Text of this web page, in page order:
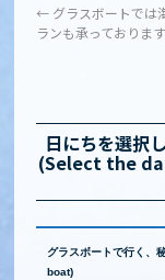
← グラスボートでは
ランも承っておりま
日にちを選択
(Select the
グラスボートで行く
boat)